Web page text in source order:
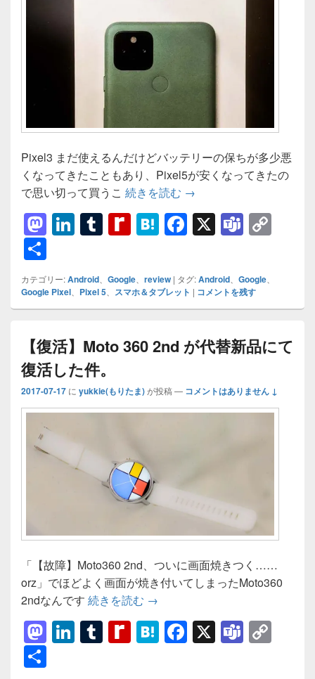
Pixel3 まだ使えるんだけどバッテリーの保ちが多少悪
くなってきたこともあり、Pixel5が安くなってきたの
で思い切って買うこ 続きを読む Pixel 5 安くなってたの
→
M
a
st
o
d
o
n
Li
n
k
e
dI
n
T
u
m
bl
r
R
e
di
ff
M
y
P
a
g
H
at
e
n
a
F
a
c
e
b
o
o
k
X T
e
a
m
s Li
n
k
有
カテゴリー:Android Google review | タグ:Android Google
Google Pixel Pixel 5 スマホ＆タブレット | コメントを残す
【復活】Moto 360 2nd が代替新品にて
復活した件。
2017-07-17 に yukkie(もりたま)が投稿 — コメントはありません ↓
「【故障】Moto360 2nd、ついに画面焼きつく……
orz」でほどよく画面が焼き付いてしまったMoto360
2ndなんです 続きを読む 【復活】Moto 360 2nd が代替新
→
M
a
Li
n
T
u
R
e
H
at
F
a
X T
e